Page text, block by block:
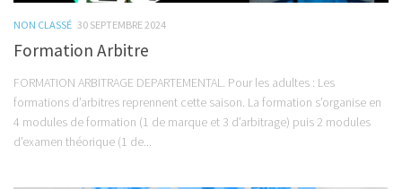
NON CLASSÉ 30 SEPTEMBRE 2024
Formation Arbitre
FORMATION ARBITRAGE DEPARTEMENTAL. Pour les adultes : Les
formations d’arbitres reprennent cette saison. La formation s’organise en
4 modules de formation (1 de marque et 3 d’arbitrage) puis 2 modules
d’examen théorique (1 de...